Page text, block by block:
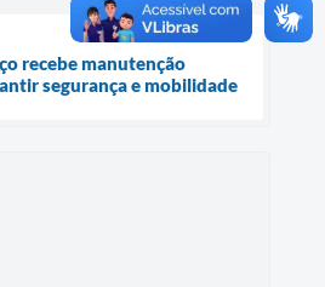
recebe manutenção
segurança e mobilidade